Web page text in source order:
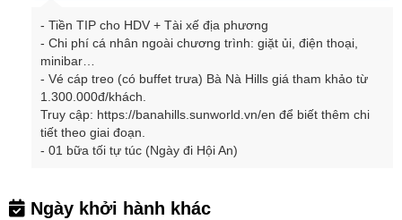
- Tiền TIP cho HDV + Tài xế địa phương
- Chi phí cá nhân ngoài chương trình: giặt ủi, điện thoại,
minibar…
- Vé cáp treo (có buffet trưa) Bà Nà Hills giá tham khảo từ
1.300.000đ/khách.
Truy cập: https://banahills.sunworld.vn/en để biết thêm chi
tiết theo giai đoạn.
- 01 bữa tối tự túc (Ngày đi Hội An)
Ngày khởi hành khác